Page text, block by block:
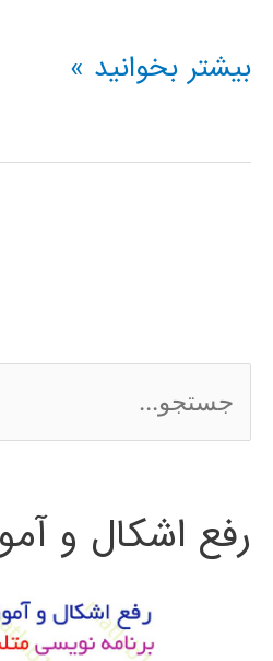
فیلم
شبکه
بیشتر بخوانید »
س
ج
رفع اشکال و